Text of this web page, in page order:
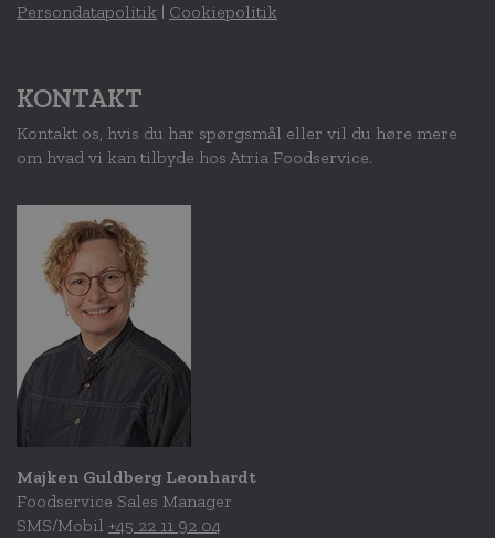
Persondatapolitik | Cookiepolitik
KONTAKT
Kontakt os, hvis du har spørgsmål eller vil du høre mere
om hvad vi kan tilbyde hos Atria Foodservice.
Majken Guldberg Leonhardt
Foodservice Sales Manager
SMS/Mobil +45 22 11 92 04